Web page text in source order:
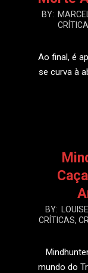
2021-
BY:
Ao final, é
se curva à
2021-
02-
BY:
CRÍTICAS,
mundo do